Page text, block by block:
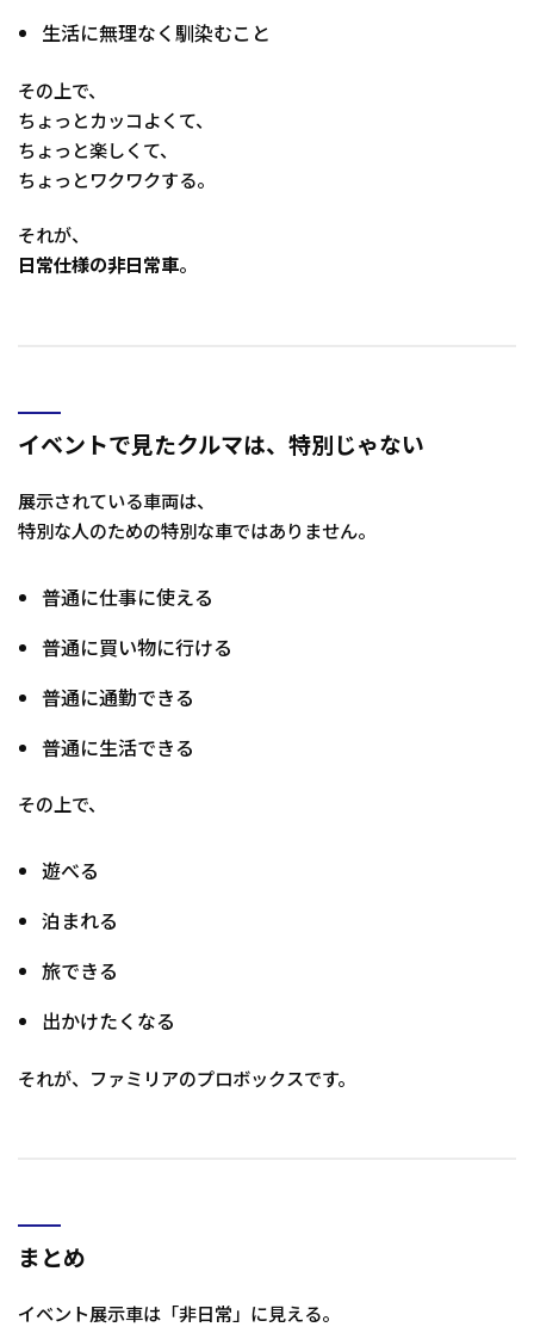
生活に無理なく馴染むこと
その上で、
ちょっとカッコよくて、
ちょっと楽しくて、
ちょっとワクワクする。
それが、
日常仕様の非日常車。
イベントで見たクルマは、特別じゃない
展示されている車両は、
特別な人のための特別な車ではありません。
普通に仕事に使える
普通に買い物に行ける
普通に通勤できる
普通に生活できる
その上で、
遊べる
泊まれる
旅できる
出かけたくなる
それが、ファミリアのプロボックスです。
まとめ
イベント展示車は「非日常」に見える。